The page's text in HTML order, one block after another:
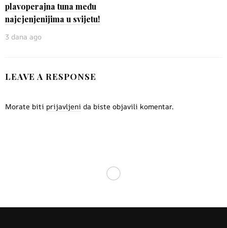
plavoperajna tuna među
najcjenjenijima u svijetu!
3 dana ago
LEAVE A RESPONSE
Morate biti prijavljeni da biste objavili komentar.